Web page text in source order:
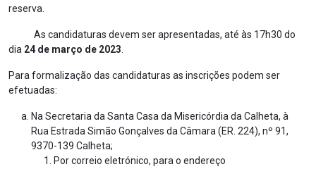
reserva.
As candidaturas devem ser apresentadas, até às 17h30 do
dia 24 de março de 2023
Para formalização das candidaturas as inscrições podem ser
efetuadas:
Na Secretaria da Santa Casa da Misericórdia da Calheta, à
Rua Estrada Simão Gonçalves da Câmara (ER. 224), nº 91,
9370-139 Calheta;
Por correio eletrónico, para o endereço